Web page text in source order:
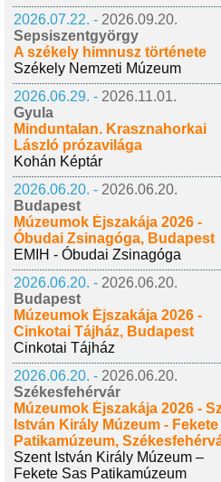
2026.07.22. - 2026.09.20.
Sepsiszentgyörgy
A székely himnusz története
Székely Nemzeti Múzeum
2026.06.29. - 2026.11.01.
Gyula
Minduntalan. Krasznahorkai
László prózavilága
Kohán Képtár
2026.06.20. - 2026.06.20.
Budapest
Múzeumok Éjszakája 2026 -
Óbudai Zsinagóga, Budapest
EMIH - Óbudai Zsinagóga
2026.06.20. - 2026.06.20.
Budapest
Múzeumok Éjszakája 2026 -
Cinkotai Tájház, Budapest
Cinkotai Tájház
2026.06.20. - 2026.06.20.
Székesfehérvár
Múzeumok Éjszakája 2026 -
István Király Múzeum -
Patikamúzeum,
Szent István Király Múzeum –
Fekete Sas Patikamúzeum